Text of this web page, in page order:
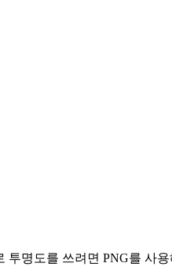
투명도를 쓰려면 PNG를 사